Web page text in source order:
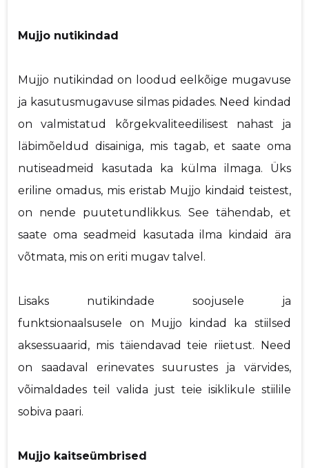
Mujjo nutikindad
Mujjo nutikindad on loodud eelkõige mugavuse
ja kasutusmugavuse silmas pidades. Need kindad
on valmistatud kõrgekvaliteedilisest nahast ja
läbimõeldud disainiga, mis tagab, et saate oma
nutiseadmeid kasutada ka külma ilmaga. Üks
eriline omadus, mis eristab Mujjo kindaid teistest,
on nende puutetundlikkus. See tähendab, et
saate oma seadmeid kasutada ilma kindaid ära
võtmata, mis on eriti mugav talvel.
Lisaks nutikindade soojusele ja
funktsionaalsusele on Mujjo kindad ka stiilsed
aksessuaarid, mis täiendavad teie riietust. Need
on saadaval erinevates suurustes ja värvides,
võimaldades teil valida just teie isiklikule stiilile
sobiva paari.
Mujjo kaitseümbrised